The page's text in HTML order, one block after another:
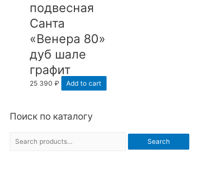
Поиск по каталогу
Search
подвесная
Санта
«Венера 80»
дуб шале
графит
25 390₽ Add to cart